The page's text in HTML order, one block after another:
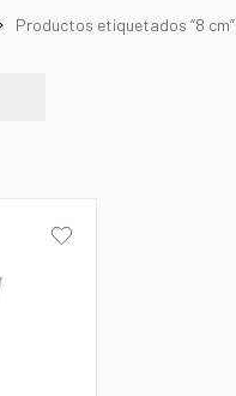
Productos etiquetados “8 cm”